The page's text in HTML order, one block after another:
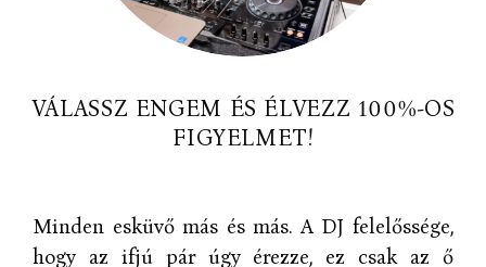
VÁLASSZ ENGEM ÉS ÉLVEZZ 100%-OS
FIGYELMET!
Minden esküvő más és más. A DJ felelőssége,
hogy az ifjú pár úgy érezze, ez csak az ő